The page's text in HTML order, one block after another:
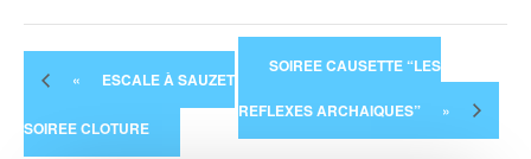
« ESCALE À SAUZET
SOIREE CLOTURE
SOIREE CAUSETTE “LES
REFLEXES ARCHAIQUES” »